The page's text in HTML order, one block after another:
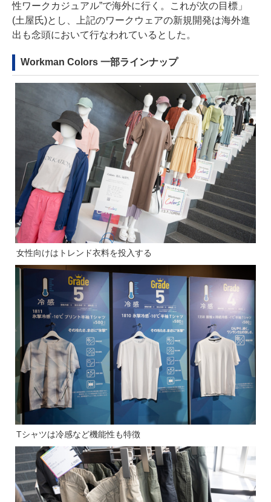
性ワークカジュアル”で海外に行く。これが次の目標」
(土屋氏)とし、上記のワークウェアの新規開発は海外進
出も念頭において行なわれているとした。
Workman Colors 一部ラインナップ
女性向けはトレンド衣料を投入する
Tシャツは冷感など機能性も特徴